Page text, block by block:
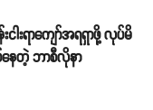
းရာကျော်အရရှာဖို့ လုပ်မိ
တဲ့ ဘာစီလိုနာ